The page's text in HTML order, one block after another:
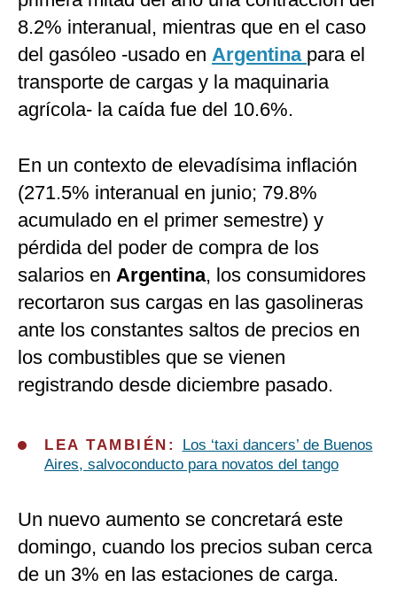
8.2% interanual, mientras que en el caso
del gasóleo -usado en Argentina para el
transporte de cargas y la maquinaria
agrícola- la caída fue del 10.6%.
En un contexto de elevadísima inflación
(271.5% interanual en junio; 79.8%
acumulado en el primer semestre) y
pérdida del poder de compra de los
salarios en Argentina, los consumidores
recortaron sus cargas en las gasolineras
ante los constantes saltos de precios en
los combustibles que se vienen
registrando desde diciembre pasado.
LEA TAMBIÉN:
Los ‘taxi dancers’ de Buenos
Aires, salvoconducto para novatos del tango
Un nuevo aumento se concretará este
domingo, cuando los precios suban cerca
de un 3% en las estaciones de carga.